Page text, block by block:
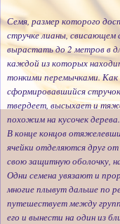
Семя, размер которого
стручке лианы,
вырастать до 2 метров в
каждой из которых
тонкими перемычками. Как
сформировавшийся
твердеет, высыхает и
похожим на кусочек дерева.
В конце концов
ячейки отделяются друг
свою защитную оболочку,
Одни семена увязают и
многие плывут дальше по
путешествует между
его и вынести на один из